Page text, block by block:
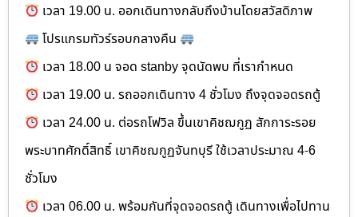
เวลา 19.00 น. ออกเดินทางกลับถึงบ้านโดยสวัสดิภาพ
โปรแกรมทัวร์รอบกลางคืน
เวลา 18.00 น จอด stanby จุดนัดพบ ที่เรากำหนด
เวลา 19.00 น. รถออกเดินทาง 4 ชั่วโมง ถึงจุดจอดรถตู้
เวลา 24.00 น. ต่อรถโฟวิล ขึ้นเขาคิชฌกูฏ สักการะรอย
พระบาทศักดิ์สิทธิ์ เขาคิชฌกูฏจันทบุรี ใช้เวลาประมาณ 4-6
ชั่วโมง
เวลา 06.00 น. พร้อมกันที่จุดจอดรถตู้ เดินทางเพื่อไปทาน